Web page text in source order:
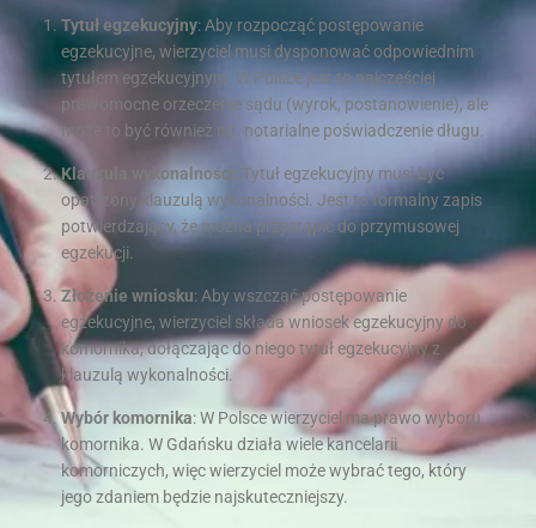
Tytuł egzekucyjny: Aby rozpocząć postępowanie
egzekucyjne, wierzyciel musi dysponować odpowiednim
tytułem egzekucyjnym. W Polsce jest to najczęściej
prawomocne orzeczenie sądu (wyrok, postanowienie), ale
może to być również np. notarialne poświadczenie długu.
Klauzula wykonalności: Tytuł egzekucyjny musi być
opatrzony klauzulą wykonalności. Jest to formalny zapis
potwierdzający, że można przystąpić do przymusowej
egzekucji.
Złożenie wniosku: Aby wszcząć postępowanie
egzekucyjne, wierzyciel składa wniosek egzekucyjny do
komornika, dołączając do niego tytuł egzekucyjny z
klauzulą wykonalności.
Wybór komornika: W Polsce wierzyciel ma prawo wyboru
komornika. W Gdańsku działa wiele kancelarii
komorniczych, więc wierzyciel może wybrać tego, który
jego zdaniem będzie najskuteczniejszy.